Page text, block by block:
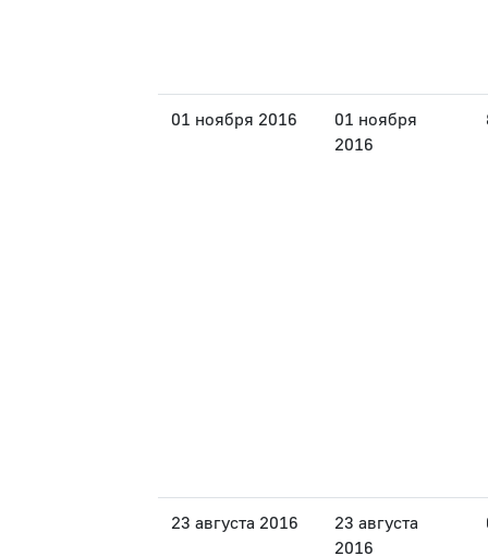
01 ноября 2016
01 ноября
2016
23 августа 2016
23 августа
2016